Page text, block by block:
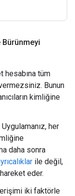
tüm
Bunun
kimliğine
Uygulamanız, her
daha sonra
ile değil,
eder.
erişimi iki faktörle